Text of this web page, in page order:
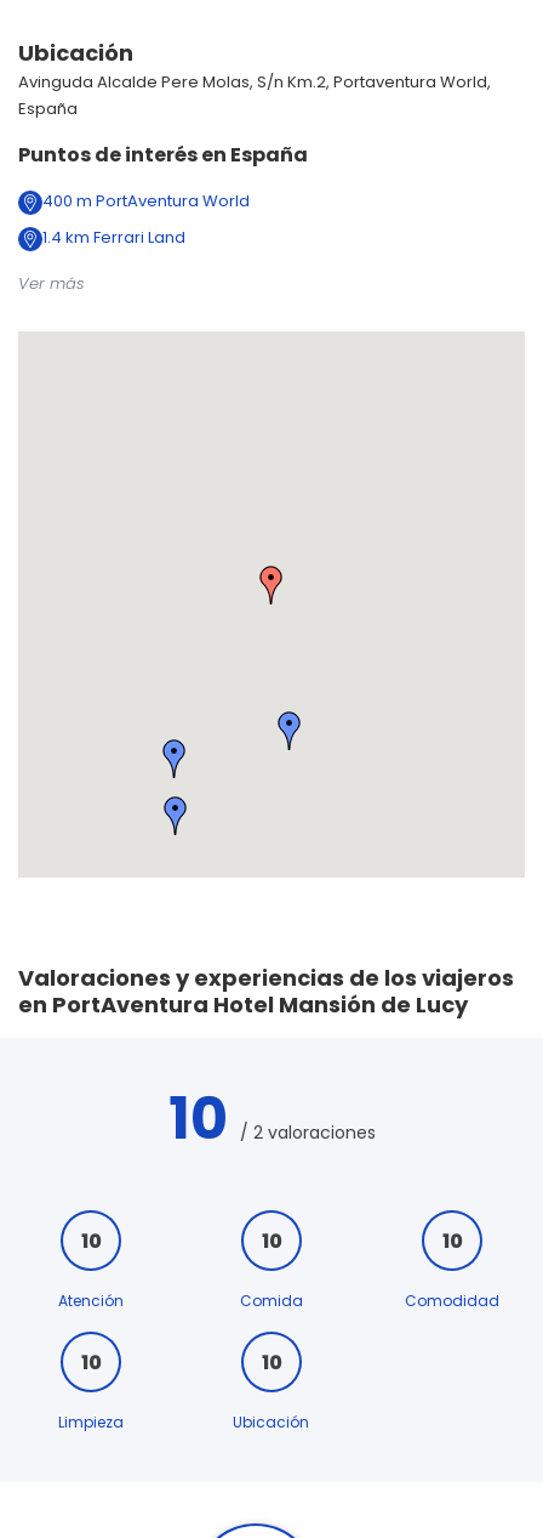
Ubicación
Avinguda Alcalde Pere Molas, S/n Km.2, Portaventura World,
España
Puntos de interés en España
400 m PortAventura World
1.4 km Ferrari Land
Ver más
Valoraciones y experiencias de los viajeros
en PortAventura Hotel Mansión de Lucy
10 / 2 valoraciones
10
Atención
10
Comida
10
Comodidad
10
Limpieza
10
Ubicación